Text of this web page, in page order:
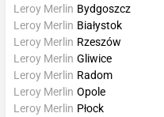
Leroy Merlin Bydgoszcz
Leroy Merlin Białystok
Leroy Merlin Rzeszów
Leroy Merlin Gliwice
Leroy Merlin Radom
Leroy Merlin Opole
Leroy Merlin Płock